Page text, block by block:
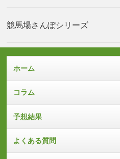
競馬場さんぽシリーズ
ホーム
コラム
予想結果
よくある質問